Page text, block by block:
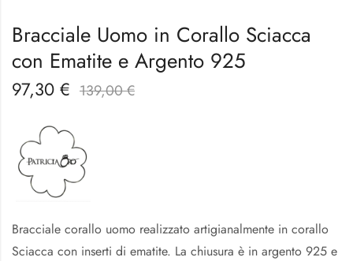
Bracciale Uomo in Corallo Sciacca
con Ematite e Argento 925
97,30 € 139,00€
Bracciale corallo uomo realizzato artigianalmente in corallo
Sciacca con inserti di ematite. La chiusura è in argento 925 e